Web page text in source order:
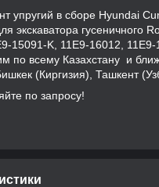
упругий в сборе Hyundai
экскаватора гусеничного
15091-K, 11E9-16012, 11E9-
по всему Казахстану и
(Киргизия), Ташкент
по запросу!